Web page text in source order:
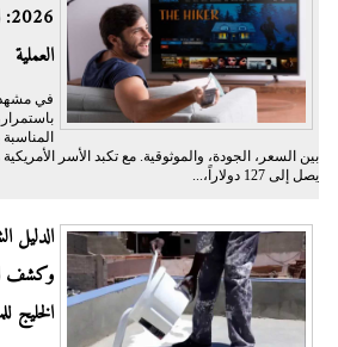
العملية
في مشهد
بين السعر، الجودة، والموثوقية. مع تكبد الأسر
يصل إلى 127 دولاراً،...
الدليل
وكشف
الخليج